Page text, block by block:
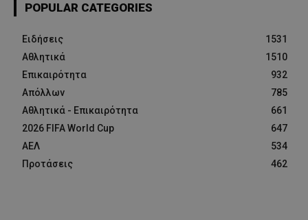
POPULAR CATEGORIES
Ειδήσεις
1531
Αθλητικά
1510
Επικαιρότητα
932
Απόλλων
785
Αθλητικά - Επικαιρότητα
661
2026 FIFA World Cup
647
ΑΕΛ
534
Προτάσεις
462